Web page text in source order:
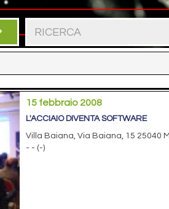
15 febbraio 2008
L'ACCIAIO DIVENTA SOFTWARE
Villa Baiana, Via Baiana, 15 25040
- - (-)